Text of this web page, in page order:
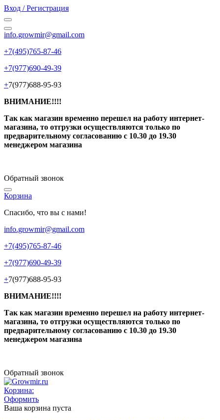
Вход / Регистрация
info.growmir@gmail.com
+7(495)765-87-46
+7(977)690-49-39
+7(977)688-95-93
ВНИМАНИЕ!!!!
Так как магазин временно перешел на работу интернет-
магазина, то отгрузки осуществляются только по
предварительному согласованию с 10.30 до 19.30
менеджером магазина
Обратный звонок
Корзина
Спасибо, что вы с нами!
info.growmir@gmail.com
+7(495)765-87-46
+7(977)690-49-39
+7(977)688-95-93
ВНИМАНИЕ!!!!
Так как магазин временно перешел на работу интернет-
магазина, то отгрузки осуществляются только по
предварительному согласованию с 10.30 до 19.30
менеджером магазина
Обратный звонок
Корзина:
Оформить
Ваша корзина пуста